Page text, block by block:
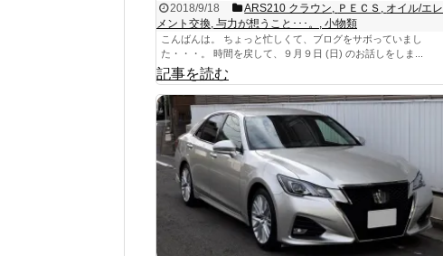
2018/9/18 ARS210 クラウン ＰＥＣＳ
オイル/エレ
メント交換 与力が想うこと･･･。 小物類
こんばんは。 ちょっと忙しくて、ブログをサボっていまし
た・・・。 時間を戻して、９月９日 (日) のお話しをしま...
記事を読む